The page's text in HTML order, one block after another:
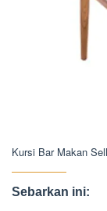
Kursi Bar Makan
Sebarkan ini: